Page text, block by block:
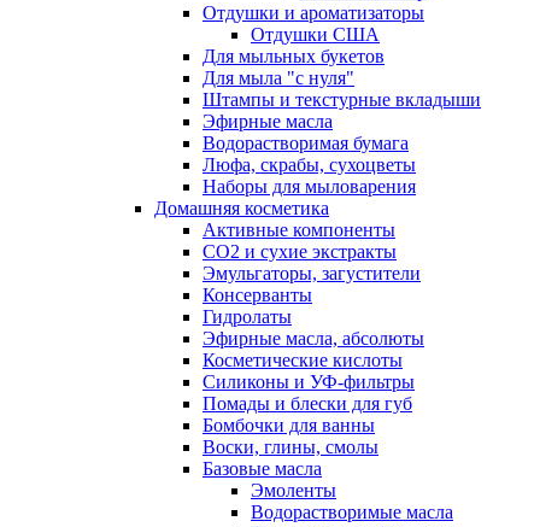
Отдушки и ароматизаторы
Отдушки США
Для мыльных букетов
Для мыла "с нуля"
Штампы и текстурные вкладыши
Эфирные масла
Водорастворимая бумага
Люфа, скрабы, сухоцветы
Наборы для мыловарения
Домашняя косметика
Активные компоненты
СО2 и сухие экстракты
Эмульгаторы, загустители
Консерванты
Гидролаты
Эфирные масла, абсолюты
Косметические кислоты
Силиконы и УФ-фильтры
Помады и блески для губ
Бомбочки для ванны
Воски, глины, смолы
Базовые масла
Эмоленты
Водорастворимые масла